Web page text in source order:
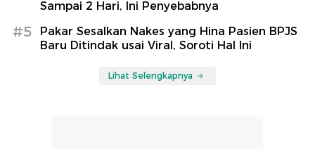
Sampai 2 Hari, Ini Penyebabnya
#5
Pakar Sesalkan Nakes yang Hina Pasien BPJS
Baru Ditindak usai Viral, Soroti Hal Ini
Lihat Selengkapnya